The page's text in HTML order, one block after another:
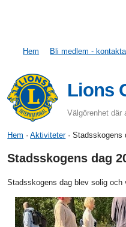
Hem Bli medlem -
Lions
Välgörenhet där
Hem ·Aktiviteter· Stadsskogens
Stadsskogens dag
Stadsskogens dag blev solig och